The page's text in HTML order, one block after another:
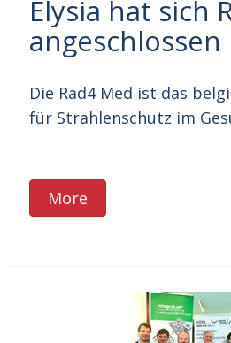
Elysia hat sich
angeschlossen
Die Rad4 Med ist das
für Strahlenschutz im
More